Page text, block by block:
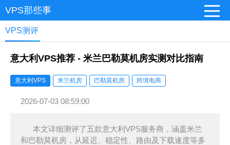
VPS那些事
VPS测评
意大利VPS推荐 - 米兰巴勒莫机房实测对比指南
意大利VPS 米兰机房 巴勒莫机房 跨境电商
2026-07-03 08:59:00
本文详细测评了五款意大利VPS服务商，涵盖米兰
和巴勒莫机房，从延迟、稳定性、路由及下载速度等多